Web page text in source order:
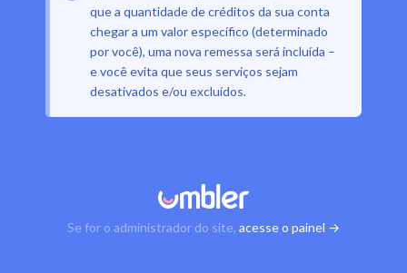
que a quantidade de créditos da sua conta
chegar a um valor específico (determinado
por você), uma nova remessa será incluída –
e você evita que seus serviços sejam
desativados e/ou excluídos.
Se for o administrador do site, acesse o painel →